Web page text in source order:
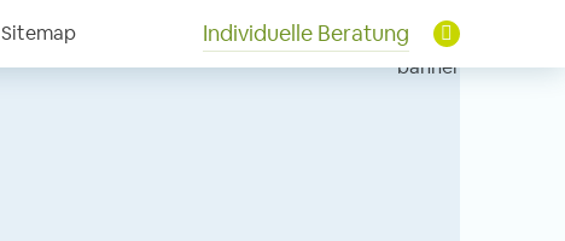
Sitemap Individuelle Beratung